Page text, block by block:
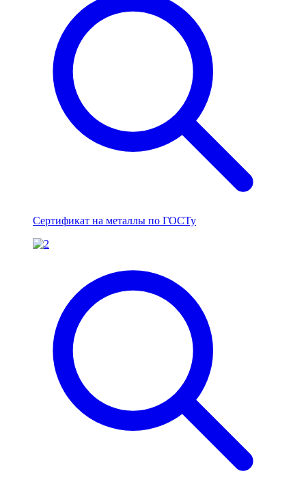
Сертификат на металлы по ГОСТу